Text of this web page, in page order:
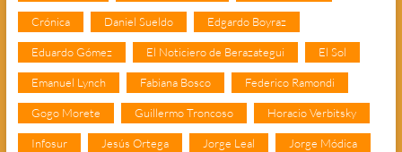
Crónica Daniel Sueldo Edgardo Boyraz
Eduardo Gómez El Noticiero de Berazategui El Sol
Emanuel Lynch Fabiana Bosco Federico Ramondi
Gogo Morete Guillermo Troncoso Horacio Verbitsky
Infosur Jesús Ortega Jorge Leal Jorge Módica